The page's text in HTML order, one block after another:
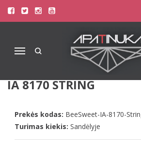
Navigacija
Pagrindinis Apatinis Trikotažas Moterims
Beedees pudros spalvos 36(S) 40(L) dydžio
BEEDEES PUDROS
40(L) DYDŽIO
IA 8170 STRING
Prekės kodas: BeeSweet-IA-8170-
Turimas kiekis: Sandėlyje